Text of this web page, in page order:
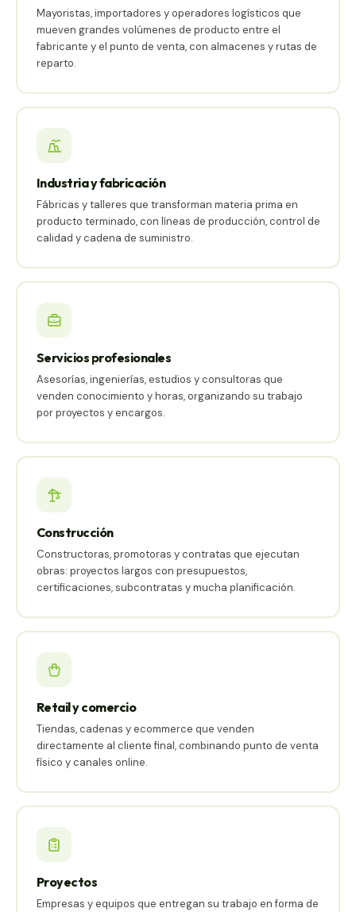
Mayoristas, importadores y operadores logísticos que
mueven grandes volúmenes de producto entre el
fabricante y el punto de venta, con almacenes y rutas de
reparto.
Industria y fabricación
Fábricas y talleres que transforman materia prima en
producto terminado, con líneas de producción, control de
calidad y cadena de suministro.
Servicios profesionales
Asesorías, ingenierías, estudios y consultoras que
venden conocimiento y horas, organizando su trabajo
por proyectos y encargos.
Construcción
Constructoras, promotoras y contratas que ejecutan
obras: proyectos largos con presupuestos,
certificaciones, subcontratas y mucha planificación.
Retail y comercio
Tiendas, cadenas y ecommerce que venden
directamente al cliente final, combinando punto de venta
físico y canales online.
Proyectos
Empresas y equipos que entregan su trabajo en forma de